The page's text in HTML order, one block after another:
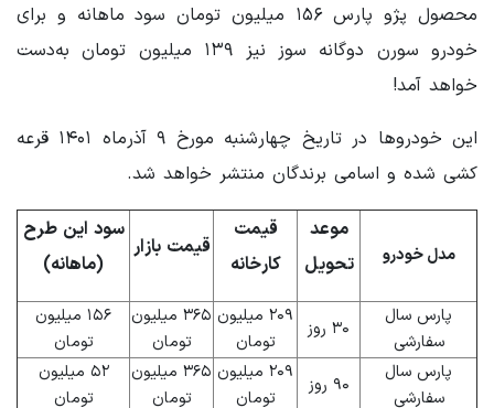
محصول پژو پارس ۱۵۶ میلیون تومان سود ماهانه و برای
خودرو سورن دوگانه سوز نیز ۱۳۹ میلیون تومان به‌دست
خواهد آمد!
این خودروها در تاریخ چهارشنبه مورخ ۹ آذرماه ۱۴۰۱ قرعه
کشی شده و اسامی برندگان منتشر خواهد شد.
مدل خودرو
موعد
تحویل
قیمت
کارخانه
قیمت بازار
سود این طرح
(ماهانه)
پارس سال
سفارشی
۳۰ روز
۲۰۹ میلیون
تومان
۳۶۵ میلیون
تومان
۱۵۶ میلیون
تومان
پارس سال
سفارشی
۹۰ روز
۲۰۹ میلیون
تومان
۳۶۵ میلیون
تومان
۵۲ میلیون
تومان